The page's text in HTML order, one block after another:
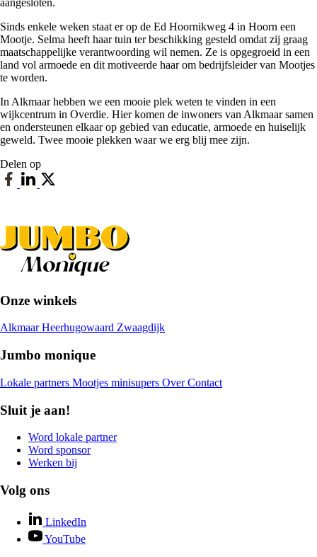
aangesloten.
Sinds enkele weken staat er op de Ed Hoornikweg 4 in Hoorn een
Mootje. Selma heeft haar tuin ter beschikking gesteld omdat zij graag
maatschappelijke verantwoording wil nemen. Ze is opgegroeid in een
land vol armoede en dit motiveerde haar om bedrijfsleider van Mootjes
te worden.
In Alkmaar hebben we een mooie plek weten te vinden in een
wijkcentrum in Overdie. Hier komen de inwoners van Alkmaar samen
en ondersteunen elkaar op gebied van educatie, armoede en huiselijk
geweld. Twee mooie plekken waar we erg blij mee zijn.
Delen op
Onze winkels
AlkmaarHeerhugowaard Zwaagdijk
Jumbo monique
Lokale partners Mootjes minisupers OverContact
Sluit je aan!
Word lokale partner
Word sponsor
Werken bij
Volg ons
LinkedIn
YouTube